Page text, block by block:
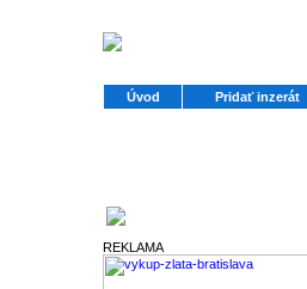
Úvod Pridať inzerát
REKLAMA